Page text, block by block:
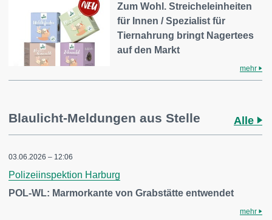
Zum Wohl. Streicheleinheiten
für Innen / Spezialist für
Tiernahrung bringt Nagertees
auf den Markt
mehr
Blaulicht-Meldungen aus Stelle Alle
03.06.2026 – 12:06
Polizeiinspektion Harburg
POL-WL: Marmorkante von Grabstätte entwendet
mehr